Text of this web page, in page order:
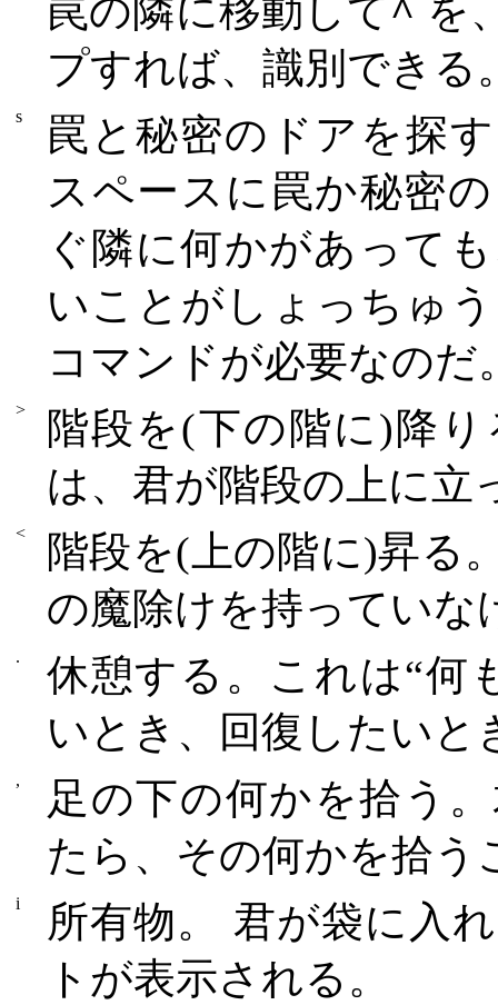
罠の隣に移動して^ を
プすれば、識別できる
s
罠と秘密のドアを探
スペースに罠か秘密
ぐ隣に何かがあって
いことがしょっちゅ
コマンドが必要なのだ
>
階段を(下の階に)降
は、君が階段の上に立
<
階段を(上の階に)昇る
の魔除けを持っていな
.
休憩する。これは“何
いとき、回復したいと
,
足の下の何かを拾う
たら、その何かを拾う
i
所有物。 君が袋に入
トが表示される。